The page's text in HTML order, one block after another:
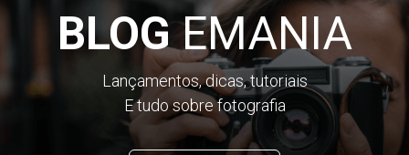
BLOGEMANIA
Lançamentos, dicas, tutoriais
E tudo sobre fotografia